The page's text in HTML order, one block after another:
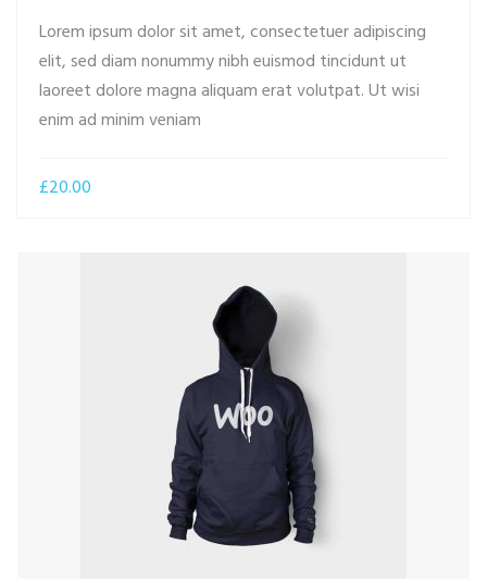
Lorem ipsum dolor sit amet, consectetuer adipiscing
elit, sed diam nonummy nibh euismod tincidunt ut
laoreet dolore magna aliquam erat volutpat. Ut wisi
enim ad minim veniam
£20.00
ADD TO CART